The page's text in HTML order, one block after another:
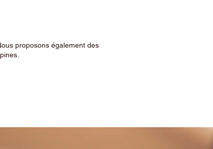
proposons également des